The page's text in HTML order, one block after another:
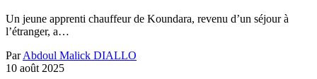
Un jeune apprenti chauffeur de Koundara, revenu d’un séjour à
l’étranger, a…
Par Abdoul Malick DIALLO
10 août 2025